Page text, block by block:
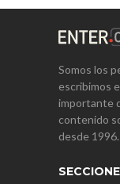
Somos los
escribimos
importante
contenido
desde 1996.